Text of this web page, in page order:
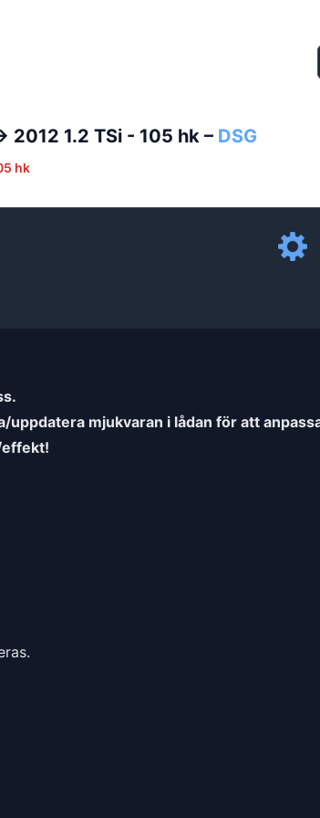
2012 1.2 TSi - 105 hk – DSG
hk
mjukvaran i lådan för att